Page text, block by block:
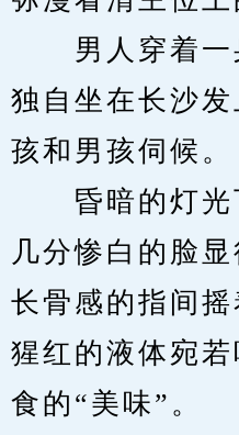
男人穿着一
独自坐在长沙
孩和男孩伺候。
昏暗的灯光
几分惨白的脸
长骨感的指间摇
猩红的液体宛
食的“美味”。